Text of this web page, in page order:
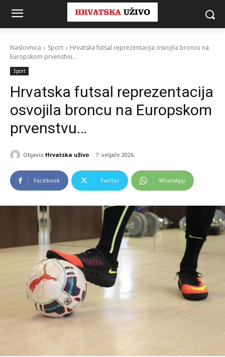
Naslovnica Sport
Hrvatska futsal reprezentacija osvojila broncu na
Europskom prvenstvu...
Sport
Hrvatska futsal reprezentacija
osvojila broncu na Europskom
prvenstvu…
Objavio Hrvatska uživo 7. veljače 2026.
Facebook Twitter WhatsApp